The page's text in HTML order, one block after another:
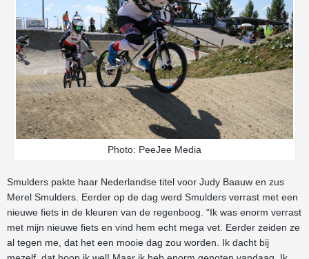
Photo: PeeJee Media
Smulders pakte haar Nederlandse titel voor Judy Baauw en zus
Merel Smulders. Eerder op de dag werd Smulders verrast met een
nieuwe fiets in de kleuren van de regenboog. “Ik was enorm verrast
met mijn nieuwe fiets en vind hem echt mega vet. Eerder zeiden ze
al tegen me, dat het een mooie dag zou worden. Ik dacht bij